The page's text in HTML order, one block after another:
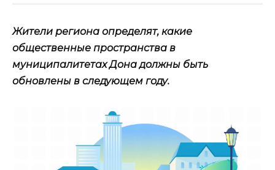
Жители региона определят, какие
общественные пространства в
муниципалитетах Дона должны быть
обновлены в следующем году.